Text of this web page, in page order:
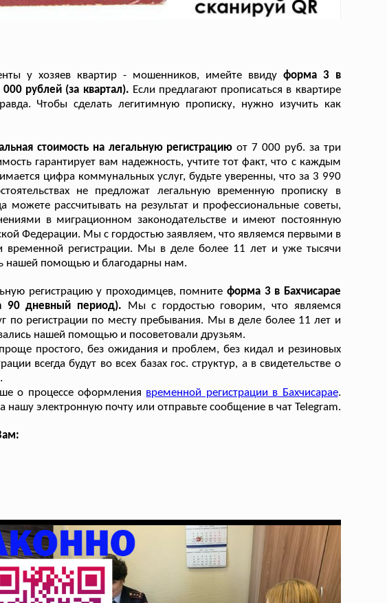
у хозяев квартир - мошенников, имейте ввиду форма 3 в
рублей (за квартал). Если предлагают прописаться в квартире
Чтобы сделать легитимную прописку, нужно изучить как
стоимость на легальную регистрациюот 7 000 руб. за три
гарантирует вам надежность, учтите тот факт, что с каждым
цифра коммунальных услуг, будьте уверенны, что за 3 990
не предложат легальную временную прописку в
рассчитывать на результат и профессиональные советы,
в миграционном законодательстве и имеют постоянную
Федерации. Мы с гордостью заявляем, что являемся первыми в
временной регистрации. Мы в деле более 11 лет и уже тысячи
нашей помощью и благодарны нам.
регистрацию у проходимцев, помнитеформа 3 в Бахчисарае
90 дневный период).
Мы с гордостью говорим, что являемся
по регистрации по месту пребывания. Мы в деле более 11 лет и
нашей помощью и посоветовали друзьям.
простого, без ожидания и проблем, без кидал и резиновых
всегда будут во всех базах гос. структур, а в свидетельстве о
о процессе оформления временной регистрации в Бахчисарае.
электронную почту или отправьте сообщение в чат Telegram.